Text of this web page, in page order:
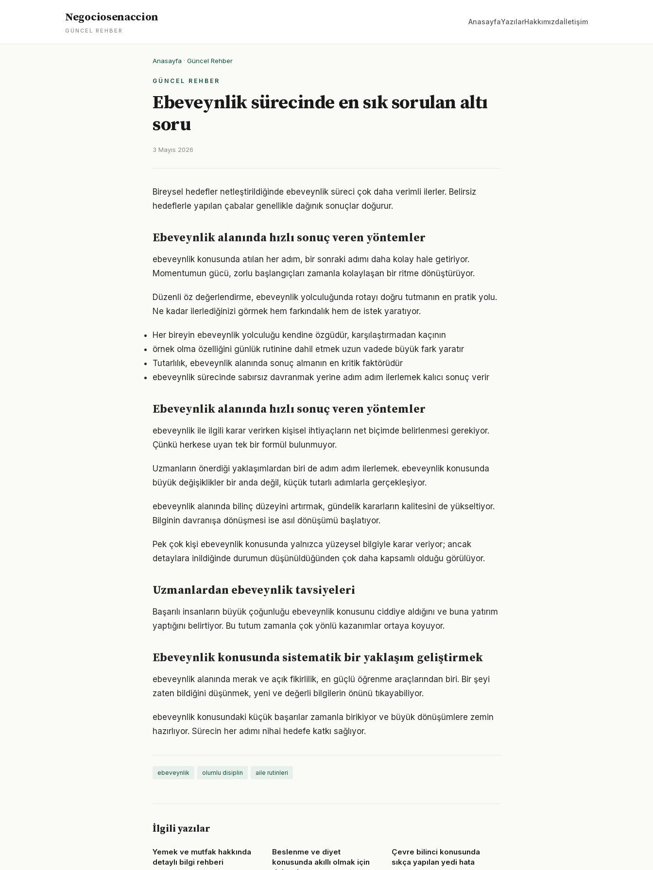
Negociosenaccion
GÜNCEL REHBER
AnasayfaYazılarHakkımızdaİletişim
Anasayfa · Güncel Rehber
GÜNCEL REHBER
Ebeveynlik sürecinde en sık sorulan altı
soru
3 Mayıs 2026
Bireysel hedefler netleştirildiğinde ebeveynlik süreci çok daha verimli ilerler. Belirsiz
hedeflerle yapılan çabalar genellikle dağınık sonuçlar doğurur.
Ebeveynlik alanında hızlı sonuç veren yöntemler
ebeveynlik konusunda atılan her adım, bir sonraki adımı daha kolay hale getiriyor.
Momentumun gücü, zorlu başlangıçları zamanla kolaylaşan bir ritme dönüştürüyor.
Düzenli öz değerlendirme, ebeveynlik yolculuğunda rotayı doğru tutmanın en pratik yolu.
Ne kadar ilerlediğinizi görmek hem farkındalık hem de istek yaratıyor.
Her bireyin ebeveynlik yolculuğu kendine özgüdür, karşılaştırmadan kaçının
örnek olma özelliğini günlük rutinine dahil etmek uzun vadede büyük fark yaratır
Tutarlılık, ebeveynlik alanında sonuç almanın en kritik faktörüdür
ebeveynlik sürecinde sabırsız davranmak yerine adım adım ilerlemek kalıcı sonuç verir
Ebeveynlik alanında hızlı sonuç veren yöntemler
ebeveynlik ile ilgili karar verirken kişisel ihtiyaçların net biçimde belirlenmesi gerekiyor.
Çünkü herkese uyan tek bir formül bulunmuyor.
Uzmanların önerdiği yaklaşımlardan biri de adım adım ilerlemek. ebeveynlik konusunda
büyük değişiklikler bir anda değil, küçük tutarlı adımlarla gerçekleşiyor.
ebeveynlik alanında bilinç düzeyini artırmak, gündelik kararların kalitesini de yükseltiyor.
Bilginin davranışa dönüşmesi ise asıl dönüşümü başlatıyor.
Pek çok kişi ebeveynlik konusunda yalnızca yüzeysel bilgiyle karar veriyor; ancak
detaylara inildiğinde durumun düşünüldüğünden çok daha kapsamlı olduğu görülüyor.
Uzmanlardan ebeveynlik tavsiyeleri
Başarılı insanların büyük çoğunluğu ebeveynlik konusunu ciddiye aldığını ve buna yatırım
yaptığını belirtiyor. Bu tutum zamanla çok yönlü kazanımlar ortaya koyuyor.
Ebeveynlik konusunda sistematik bir yaklaşım geliştirmek
ebeveynlik alanında merak ve açık fikirlilik, en güçlü öğrenme araçlarından biri. Bir şeyi
zaten bildiğini düşünmek, yeni ve değerli bilgilerin önünü tıkayabiliyor.
ebeveynlik konusundaki küçük başarılar zamanla birikiyor ve büyük dönüşümlere zemin
hazırlıyor. Sürecin her adımı nihai hedefe katkı sağlıyor.
ebeveynlik olumlu disiplin aile rutinleri
İlgili yazılar
Yemek ve mutfak hakkında
detaylı bilgi rehberi
Beslenme ve diyet
konusunda akıllı olmak için
Çevre bilinci konusunda
sıkça yapılan yedi hata